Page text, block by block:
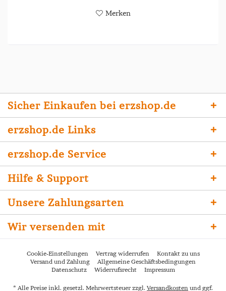
Merken
Sicher Einkaufen bei erzshop.de
erzshop.de Links
erzshop.de Service
Hilfe & Support
Unsere Zahlungsarten
Wir versenden mit
Cookie-Einstellungen Vertrag widerrufen
Kontakt zu uns
Versand und Zahlung
Allgemeine Geschäftsbedingungen
Datenschutz
Widerrufsrecht Impressum
* Alle Preise inkl. gesetzl. Mehrwertsteuer zzgl. Versandkosten und ggf.